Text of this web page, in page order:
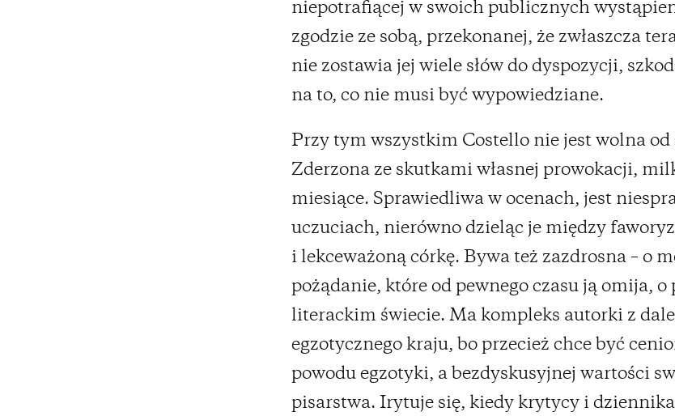
niepotrafiącej w swoich publicznych
zgodzie ze sobą, przekonanej, że zwłaszcza
nie zostawia jej wiele słów do dyspozycji,
na to, co nie musi być wypowiedziane.
Przy tym wszystkim Costello nie jest wolna od
Zderzona ze skutkami własnej prowokacji,
miesiące. Sprawiedliwa w ocenach, jest
uczuciach, nierówno dzieląc je między
i lekceważoną córkę. Bywa też zazdrosna – o
pożądanie, które od pewnego czasu ją omija, o
literackim świecie. Ma kompleks autorki z
egzotycznego kraju, bo przecież chce być
powodu egzotyki, a bezdyskusyjnej wartości
pisarstwa. Irytuje się, kiedy krytycy i